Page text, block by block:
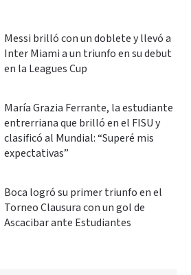
Messi brilló con un doblete y llevó a
Inter Miami a un triunfo en su debut
en la Leagues Cup
María Grazia Ferrante, la estudiante
entrerriana que brilló en el FISU y
clasificó al Mundial: “Superé mis
expectativas”
Boca logró su primer triunfo en el
Torneo Clausura con un gol de
Ascacibar ante Estudiantes